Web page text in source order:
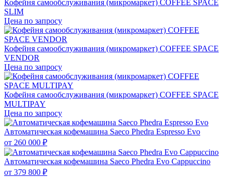
Кофейня самообслуживания (микромаркет) COFFEE SPACE
SLIM
Цена по запросу
Кофейня самообслуживания (микромаркет) COFFEE SPACE
VENDOR
Цена по запросу
Кофейня самообслуживания (микромаркет) COFFEE SPACE
MULTIPAY
Цена по запросу
Автоматическая кофемашина Saeco Phedra Espresso Evo
от 260 000 ₽
Автоматическая кофемашина Saeco Phedra Evo Cappuccino
от 379 800 ₽